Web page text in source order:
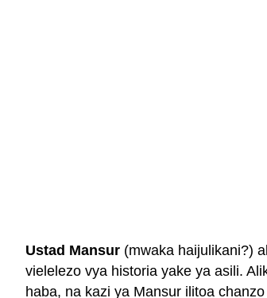
Ustad Mansur (mwaka haijulikani?)
vielelezo vya historia yake ya asili.
haba, na kazi ya Mansur ilitoa